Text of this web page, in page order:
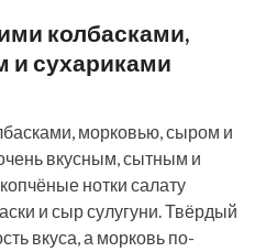
колбасками,
сухариками
морковью, сыром и
вкусным, сытным и
нотки салату
и сыр сулугуни. Твёрдый
вкуса, а морковь по-